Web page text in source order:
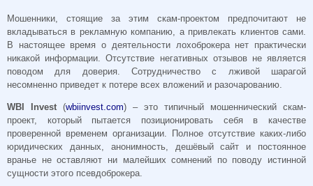
Мошенники, стоящие за этим скам-проектом предпочитают не
вкладываться в рекламную компанию, а привлекать клиентов сами.
В настоящее время о деятельности лохоброкера нет практически
никакой информации. Отсутствие негативных отзывов не является
поводом для доверия. Сотрудничество с лживой шарагой
несомненно приведет к потере всех вложений и разочарованию.
WBI Invest (wbiinvest.com) – это типичный мошеннический скам-
проект, который пытается позиционировать себя в качестве
проверенной временем организации. Полное отсутствие каких-либо
юридических данных, анонимность, дешёвый сайт и постоянное
вранье не оставляют ни малейших сомнений по поводу истинной
сущности этого псевдоброкера.